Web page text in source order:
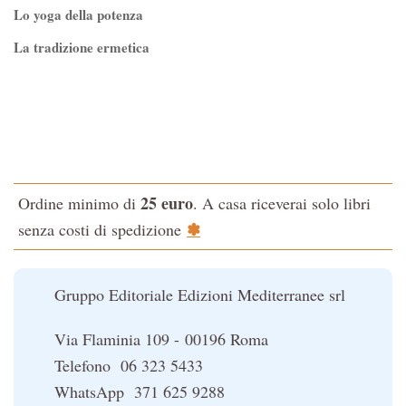
Lo yoga della potenza
La tradizione ermetica
La Cabala
Il potere del serpente
Ordine minimo di 25 euro. A casa riceverai solo libri
senza costi di spedizione ✽
Gruppo Editoriale Edizioni Mediterranee srl
Via Flaminia 109 - 00196 Roma
Telefono 06 323 5433
WhatsApp 371 625 9288